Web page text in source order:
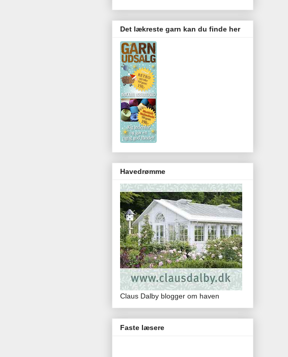
Det lækreste garn kan du finde her
Havedrømme
Claus Dalby blogger om haven
Faste læsere